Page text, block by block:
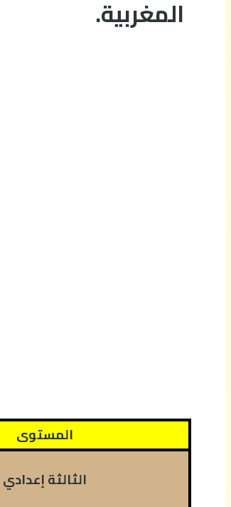
المغربية.
المستوى
الثالثة إعدادي